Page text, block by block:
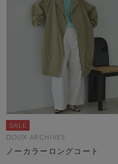
DOUX ARCHIVES
ノーカラーロングコート